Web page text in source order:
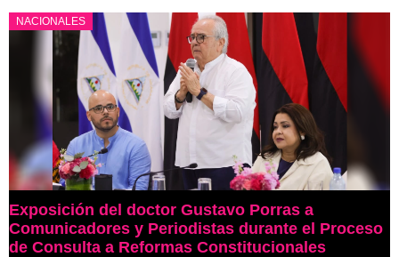
NACIONALES
Exposición del doctor Gustavo Porras a
Comunicadores y Periodistas durante el Proceso
de Consulta a Reformas Constitucionales